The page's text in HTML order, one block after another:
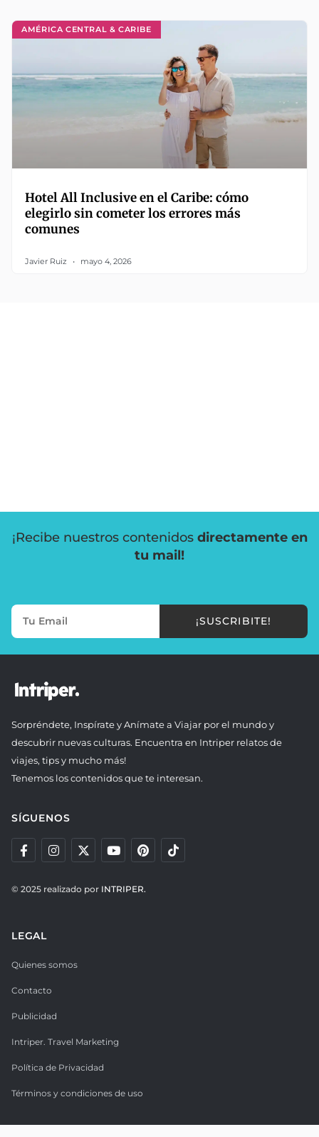
AMÉRICA CENTRAL & CARIBE
Hotel All Inclusive en el Caribe: cómo
elegirlo sin cometer los errores más
comunes
Javier Ruiz mayo 4, 2026
¡Recibe nuestros contenidos directamente en
tu mail!
¡SUSCRIBITE!
Sorpréndete, Inspírate y Anímate a Viajar por el mundo y
descubrir nuevas culturas. Encuentra en Intriper relatos de
viajes, tips y mucho más!
Tenemos los contenidos que te interesan.
SÍGUENOS
© 2025 realizado por INTRIPER.
LEGAL
Quienes somos
Contacto
Publicidad
Intriper. Travel Marketing
Política de Privacidad
Términos y condiciones de uso